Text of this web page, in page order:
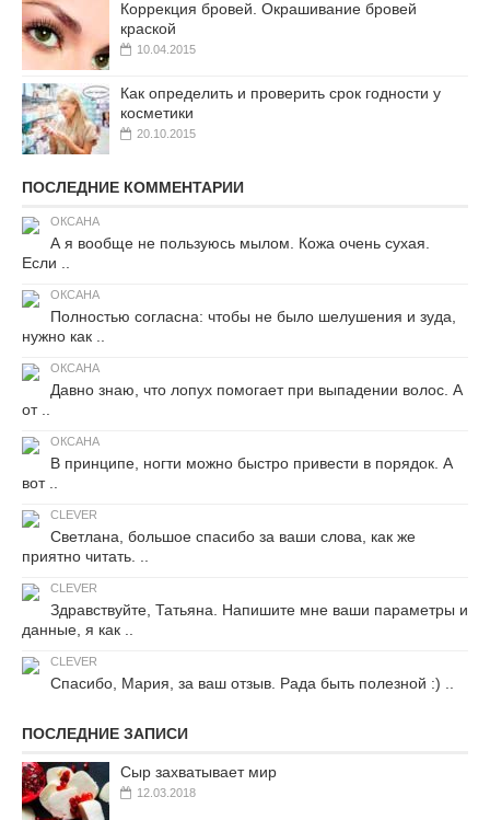
Коррекция бровей. Окрашивание бровей
краской
10.04.2015
Как определить и проверить срок годности у
косметики
20.10.2015
ПОСЛЕДНИЕ КОММЕНТАРИИ
ОКСАНА
А я вообще не пользуюсь мылом. Кожа очень сухая.
Если ..
ОКСАНА
Полностью согласна: чтобы не было шелушения и зуда,
нужно как ..
ОКСАНА
Давно знаю, что лопух помогает при выпадении волос. А
от ..
ОКСАНА
В принципе, ногти можно быстро привести в порядок. А
вот ..
CLEVER
Светлана, большое спасибо за ваши слова, как же
приятно читать. ..
CLEVER
Здравствуйте, Татьяна. Напишите мне ваши параметры и
данные, я как ..
CLEVER
Спасибо, Мария, за ваш отзыв. Рада быть полезной :) ..
ПОСЛЕДНИЕ ЗАПИСИ
Сыр захватывает мир
12.03.2018